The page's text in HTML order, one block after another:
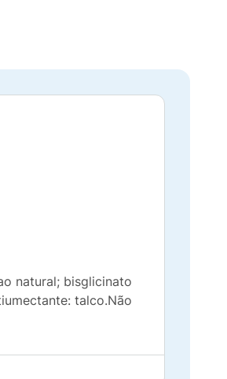
natural; bisglicinato
talco.Não